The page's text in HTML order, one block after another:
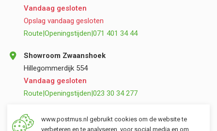
Vandaag gesloten
Opslag vandaag gesloten
Route Openingstijden 071 401 34 44
Showroom Zwaanshoek
Hillegommerdijk 554
Vandaag gesloten
Route Openingstijden 023 30 34 277
Opslag Valkenburg (ZH)
Torenvlietslaan 3
www.postmus.nl gebruikt cookies om de website te
verbeteren en te analyseren, voor social media en om